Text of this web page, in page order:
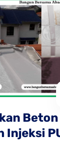
Injeksi